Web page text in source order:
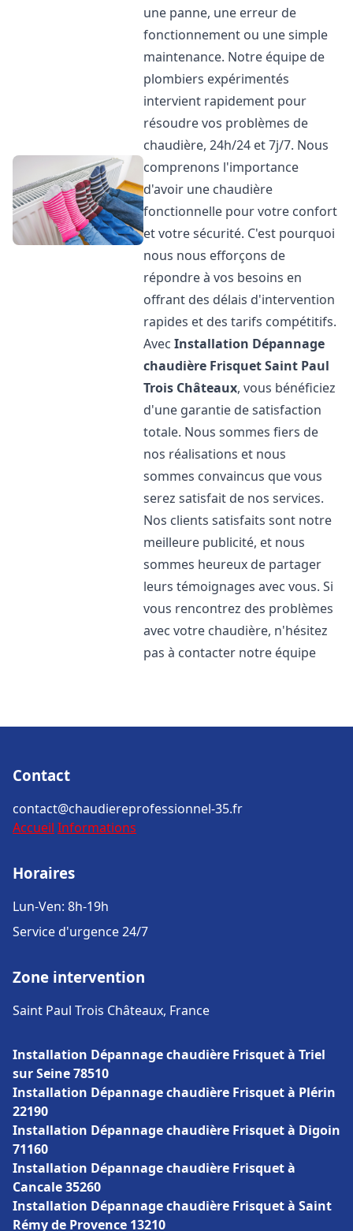
une panne, une erreur de
fonctionnement ou une simple
maintenance. Notre équipe de
plombiers expérimentés
intervient rapidement pour
résoudre vos problèmes de
chaudière, 24h/24 et 7j/7. Nous
comprenons l'importance
d'avoir une chaudière
fonctionnelle pour votre confort
et votre sécurité. C'est pourquoi
nous nous efforçons de
répondre à vos besoins en
offrant des délais d'intervention
rapides et des tarifs compétitifs.
AvecInstallation Dépannage
chaudière FrisquetSaint Paul
Trois Châteaux, vous bénéficiez
d'une garantie de satisfaction
totale. Nous sommes fiers de
nos réalisations et nous
sommes convaincus que vous
serez satisfait de nos services.
Nos clients satisfaits sont notre
meilleure publicité, et nous
sommes heureux de partager
leurs témoignages avec vous. Si
vous rencontrez des problèmes
avec votre chaudière, n'hésitez
pas à contacter notre équipe
Contact
contact@chaudiereprofessionnel-35.fr
Accueil Informations
Horaires
Lun-Ven: 8h-19h
Service d'urgence 24/7
Zone intervention
Saint Paul Trois Châteaux, France
Installation Dépannage chaudière Frisquet à Triel
sur Seine 78510
Installation Dépannage chaudière Frisquet à Plérin
22190
Installation Dépannage chaudière Frisquet à Digoin
71160
Installation Dépannage chaudière Frisquet à
Cancale 35260
Installation Dépannage chaudière Frisquet à Saint
Rémy de Provence 13210